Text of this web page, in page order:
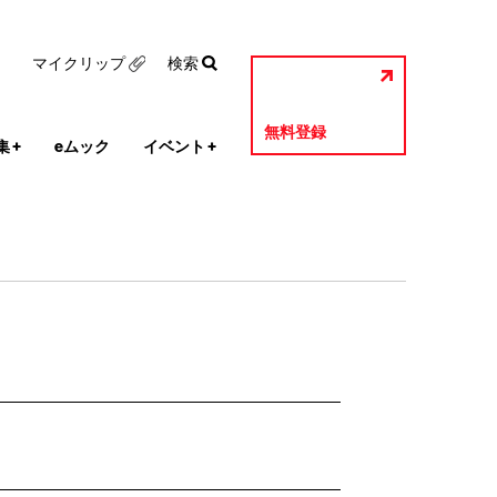
+ eムック イベント +
無料登録
マイクリップ 検索